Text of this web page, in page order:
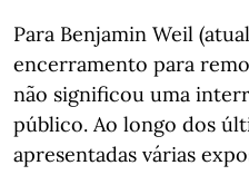
Para Benjamin Weil
encerramento para
não significou uma
público. Ao longo dos
apresentadas várias